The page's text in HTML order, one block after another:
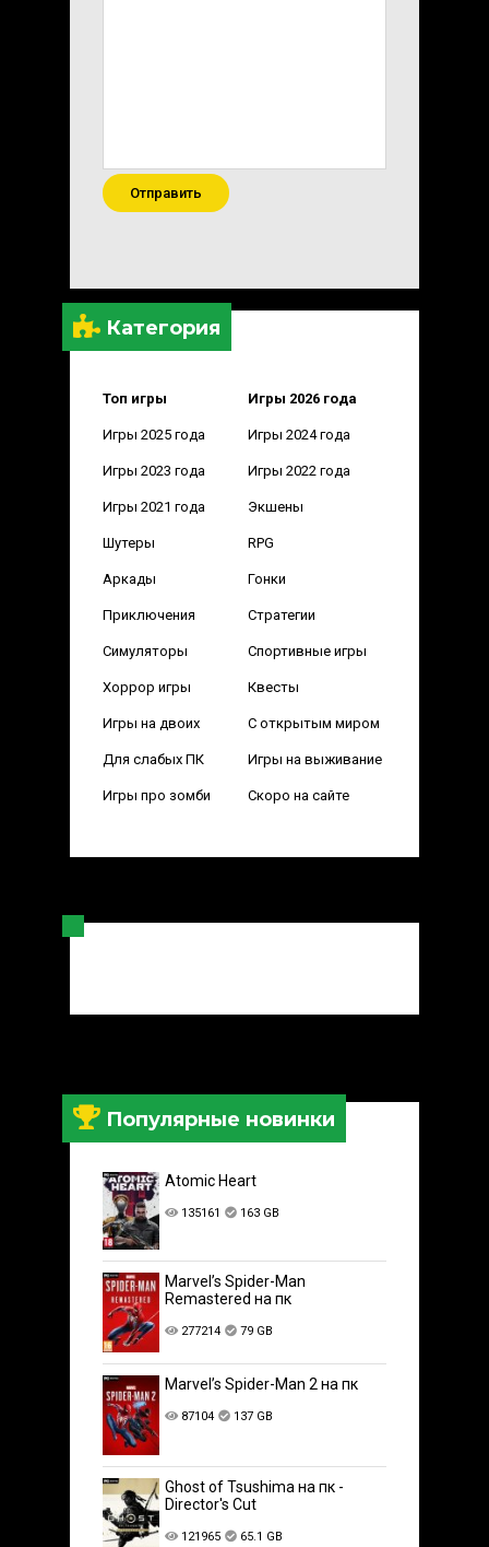
Категория
Топ игры Игры 2026 года
Игры 2025 года Игры 2024 года
Игры 2023 года Игры 2022 года
Игры 2021 года Экшены
Шутеры RPG
Аркады Гонки
Приключения Стратегии
Симуляторы Спортивные игры
Хоррор игры Квесты
Игры на двоих С открытым миром
Для слабых ПК Игры на выживание
Игры про зомби Скоро на сайте
Популярные новинки
Atomic Heart
135161 163 GB
Marvel’s Spider-Man
Remastered на пк
277214 79 GB
Marvel’s Spider-Man 2 на пк
87104 137 GB
Ghost of Tsushima на пк -
Director's Cut
121965 65.1 GB
Отправить